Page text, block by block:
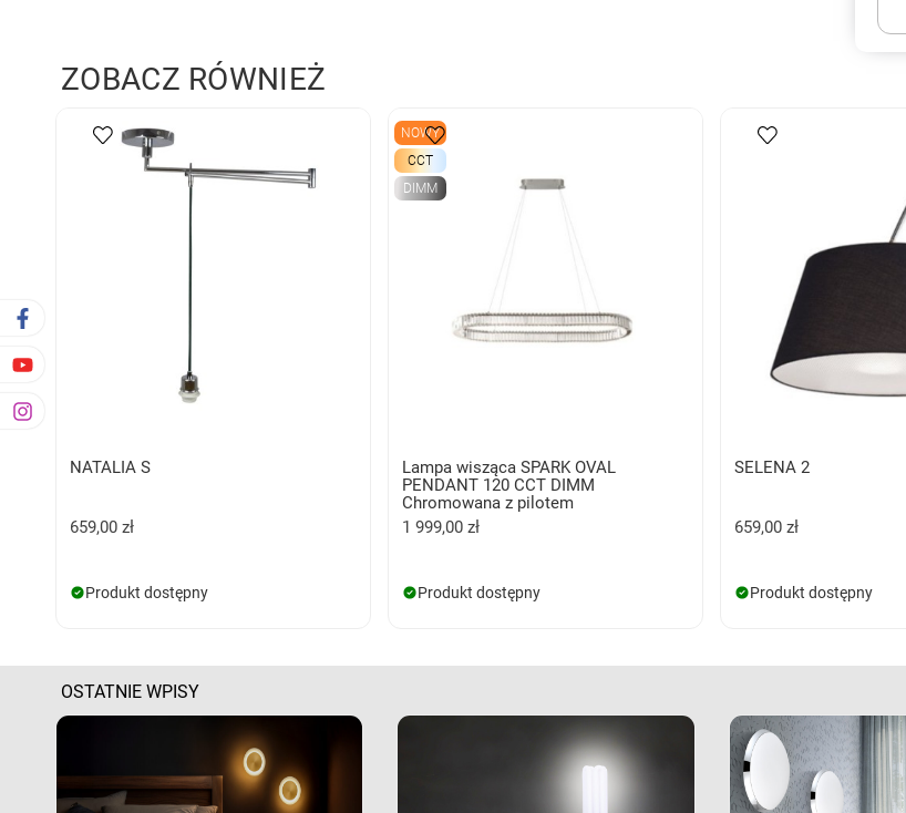
ZOBACZ RÓWNIEŻ
NATALIA S
659,00 zł
Produkt dostępny
NOWY
CCT
DIMM
Lampa wisząca SPARK OVAL
PENDANT 120 CCT DIMM
Chromowana z pilotem
1 999,00 zł
Produkt dostępny
SELENA 2
659,00 zł
Produkt dostępny
OSTATNIE WPISY